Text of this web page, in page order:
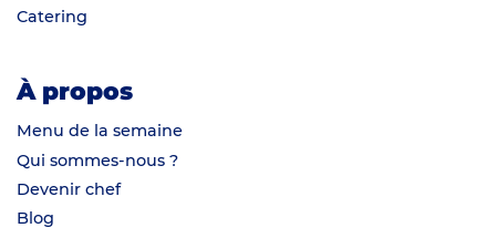
Catering
À propos
Menu de la semaine
Qui sommes-nous ?
Devenir chef
Blog